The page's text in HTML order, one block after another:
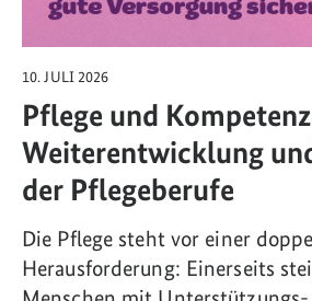
10. JULI 2026
Pflege und
Weiterentwicklung
der Pflegeberufe
Die Pflege steht vor einer
Herausforderung: Einerseits